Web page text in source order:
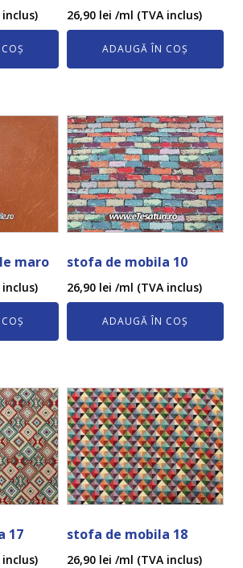
26,90 lei /ml (TVA inclus)
ADAUGĂ ÎN COȘ
maro stofa de mobila 10
26,90 lei /ml (TVA inclus)
ADAUGĂ ÎN COȘ
17 stofa de mobila 18
26,90 lei /ml (TVA inclus)